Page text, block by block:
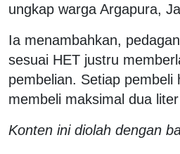
ungkap warga Argapura,
Ia menambahkan,
sesuai HET justru
pembelian. Setiap pembeli
membeli maksimal dua
Konten ini diolah dengan